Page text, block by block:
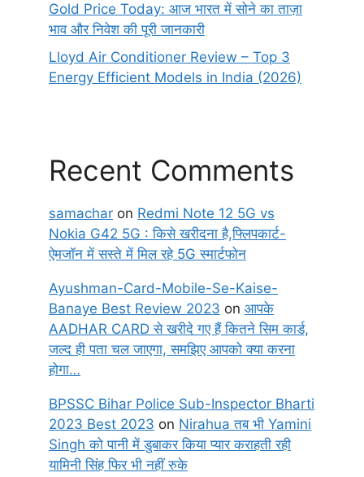
Gold Price Today: आज भारत में सोने का ताज़ा
भाव और निवेश की पूरी जानकारी
Lloyd Air Conditioner Review – Top 3
Energy Efficient Models in India (2026)
Recent Comments
samachar on Redmi Note 12 5G vs
Nokia G42 5G : किसे खरीदना है,फ्लिपकार्ट-
ऐमजॉन में सस्ते में मिल रहे 5G स्मार्टफोन
Ayushman-Card-Mobile-Se-Kaise-
Banaye Best Review 2023 on आपके
AADHAR CARD से खरीदे गए हैं कितने सिम कार्ड,
जल्द ही पता चल जाएगा, समझिए आपको क्या करना
होगा…
BPSSC Bihar Police Sub-Inspector Bharti
2023 Best 2023 on Nirahua तब भी Yamini
Singh को पानी में डुबाकर किया प्यार कराहती रही
यामिनी सिंह फिर भी नहीं रुके